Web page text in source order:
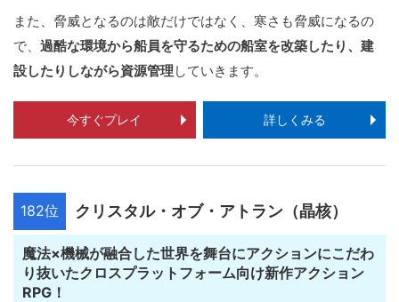
また、脅威となるのは敵だけではなく、寒さも脅威になるの
で、 過酷な環境から船員を守るための船室を改築したり、建
設したりしながら資源管理していきます。
今すぐプレイ 詳しくみる
182位 クリスタル・オブ・アトラン（晶核）
魔法×機械が融合した世界を舞台にアクションにこだわ
り抜いたクロスプラットフォーム向け新作アクション
RPG！